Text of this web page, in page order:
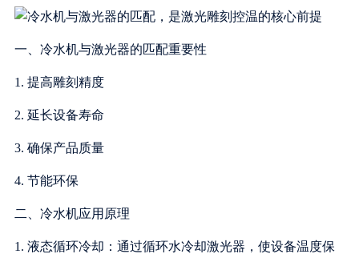
一、冷水机与激光器的匹配重要性
1. 提高雕刻精度
2. 延长设备寿命
3. 确保产品质量
4. 节能环保
二、冷水机应用原理
1. 液态循环冷却：通过循环水冷却激光器，使设备温度保